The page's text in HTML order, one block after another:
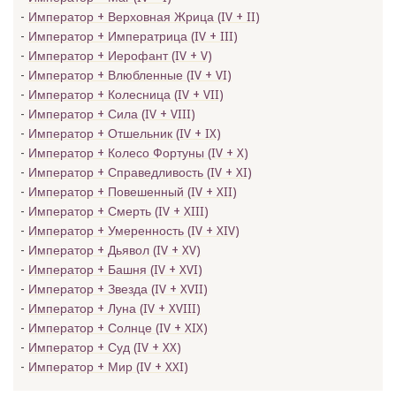
Император + Верховная Жрица (IV + II)
Император + Императрица (IV + III)
Император + Иерофант (IV + V)
Император + Влюбленные (IV + VI)
Император + Колесница (IV + VII)
Император + Сила (IV + VIII)
Император + Отшельник (IV + IX)
Император + Колесо Фортуны (IV + X)
Император + Справедливость (IV + XI)
Император + Повешенный (IV + XII)
Император + Смерть (IV + XIII)
Император + Умеренность (IV + XIV)
Император + Дьявол (IV + XV)
Император + Башня (IV + XVI)
Император + Звезда (IV + XVII)
Император + Луна (IV + XVIII)
Император + Солнце (IV + XIX)
Император + Суд (IV + XX)
Император + Мир (IV + XXI)